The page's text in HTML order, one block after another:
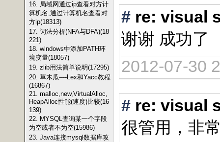
16. 局域网通过ip查看对方计
算机名,通过计算机名查看对
方ip(18313)
17. 词法分析(NFA与DFA)(18
221)
18. windows中添加PATH环
境变量(18057)
19. zlib用法简单说明(17295)
20. 草木瓜----Lex和Yacc教程
(16867)
21. malloc,new,VirtualAlloc,
HeapAlloc性能(速度)比较(16
139)
22. MYSQL查询某一个字段
为空或者不为空(15986)
23. Java连接mysql数据库攻
# re: visual
谢谢 成功了
2012-07-30
# re: visual
很管用，非